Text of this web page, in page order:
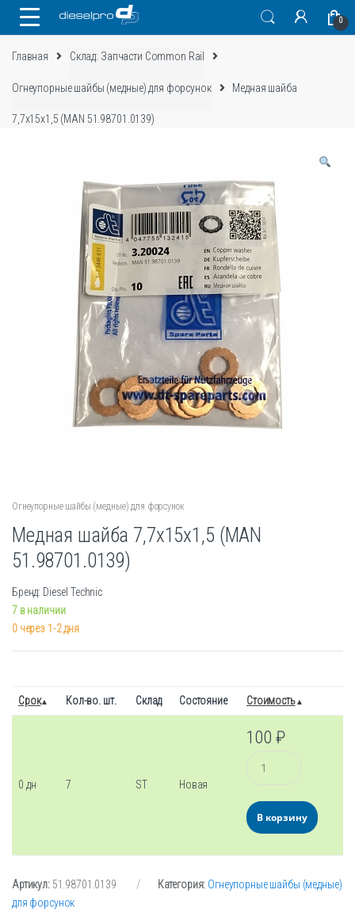
0
Главная Склад: Запчасти Common Rail
Огнеупорные шайбы (медные) для форсунок Медная шайба
7,7x15x1,5 (MAN 51.98701.0139)
Огнеупорные шайбы (медные) для форсунок
Медная шайба 7,7x15x1,5 (MAN
51.98701.0139)
Бренд: Diesel Technic
7 в наличии
0 через 1-2 дня
Срок Кол-во. шт. Склад Состояние Стоимость
0 дн 7 ST Новая
100₽
Количество
В корзину
Артикул: 51.98701.0139 Категория: Огнеупорные шайбы (медные)
для форсунок